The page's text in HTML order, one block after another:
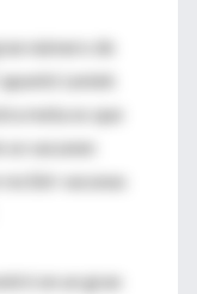
número de
Leniek
meta es que
vacunen
vacunas
en un gran